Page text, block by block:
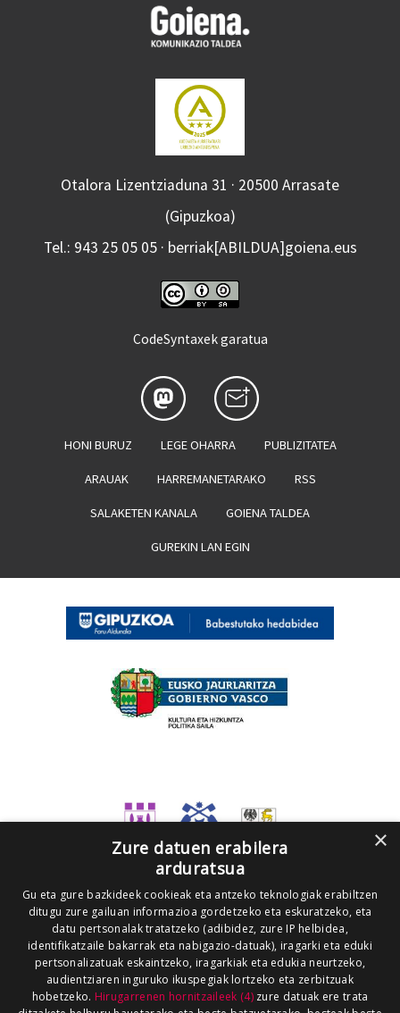
Otalora Lizentziaduna 31 · 20500 Arrasate
(Gipuzkoa)
Tel.: 943 25 05 05 · berriak[ABILDUA]goiena.eus
CodeSyntaxek garatua
HONI BURUZ LEGE OHARRA PUBLIZITATEA
ARAUAK HARREMANETARAKO RSS
SALAKETEN KANALA GOIENA TALDEA
GUREKIN LAN EGIN
×
Zure datuen erabilera
arduratsua
Gu eta gure bazkideek cookieak eta antzeko teknologiak erabiltzen
ditugu zure gailuan informazioa gordetzeko eta eskuratzeko, eta
datu pertsonalak tratatzeko (adibidez, zure IP helbidea,
identifikatzaile bakarrak eta nabigazio-datuak), iragarki eta eduki
pertsonalizatuak eskaintzeko, iragarkiak eta edukia neurtzeko,
audientziaren inguruko ikuspegiak lortzeko eta zerbitzuak
hobetzeko. Hirugarrenen hornitzaileek (4)zure datuak ere trata